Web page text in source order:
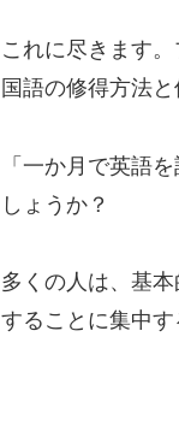
これに尽きます
国語の修得方法と
「一か月で英語
しょうか？
多くの人は、基
することに集中す